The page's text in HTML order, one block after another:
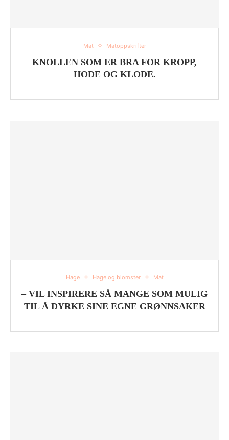
Mat Matoppskrifter
KNOLLEN SOM ER BRA FOR KROPP,
HODE OG KLODE.
Hage Hage og blomster Mat
– VIL INSPIRERE SÅ MANGE SOM MULIG
TIL Å DYRKE SINE EGNE GRØNNSAKER